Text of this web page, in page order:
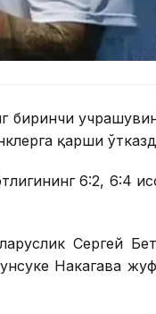
биринчи
қарши
6:2, 6:4
Сергей
Накагава